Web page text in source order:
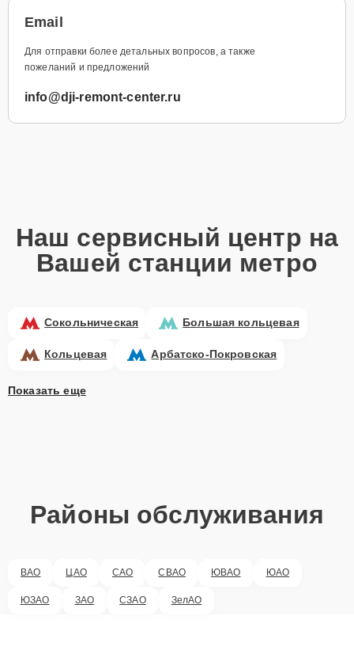
Email
Для отправки более детальных вопросов, а также
пожеланий и предложений
info@dji-remont-center.ru
Наш сервисный центр на
Вашей станции метро
Сокольническая Большая кольцевая
Кольцевая Арбатско-Покровская
Показать еще
Районы обслуживания
ВАО ЦАО САО СВАО ЮВАО ЮАО
ЮЗАО ЗАО СЗАО ЗелАО